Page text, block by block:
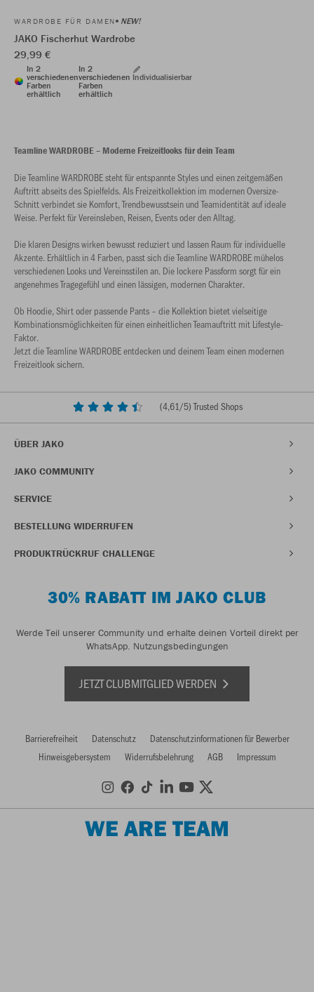
WARDROBE FÜR DAMEN NEW!
JAKO Fischerhut Wardrobe
29,99 €
In 2
verschiedenen
Farben
erhältlich
In 2
verschiedenen
Farben
erhältlich
Individualisierbar
Teamline WARDROBE – Moderne Freizeitlooks für dein Team
Die Teamline WARDROBE steht für entspannte Styles und einen zeitgemäßen
Auftritt abseits des Spielfelds. Als Freizeitkollektion im modernen Oversize-
Schnitt verbindet sie Komfort, Trendbewusstsein und Teamidentität auf ideale
Weise. Perfekt für Vereinsleben, Reisen, Events oder den Alltag.
Die klaren Designs wirken bewusst reduziert und lassen Raum für individuelle
Akzente. Erhältlich in 4 Farben, passt sich die Teamline WARDROBE mühelos
verschiedenen Looks und Vereinsstilen an. Die lockere Passform sorgt für ein
angenehmes Tragegefühl und einen lässigen, modernen Charakter.
Ob Hoodie, Shirt oder passende Pants – die Kollektion bietet vielseitige
Kombinationsmöglichkeiten für einen einheitlichen Teamauftritt mit Lifestyle-
Faktor.
Jetzt die Teamline WARDROBE entdecken und deinem Team einen modernen
Freizeitlook sichern.
(4,61/5) Trusted Shops
ÜBER JAKO
JAKO COMMUNITY
SERVICE
BESTELLUNG WIDERRUFEN
PRODUKTRÜCKRUF CHALLENGE
30% RABATT IM JAKO CLUB
Werde Teil unserer Community und erhalte deinen Vorteil direkt per
WhatsApp. Nutzungsbedingungen
JETZT CLUBMITGLIED WERDEN
Barrierefreiheit Datenschutz
Datenschutzinformationen für Bewerber
Hinweisgebersystem
Widerrufsbelehrung AGB Impressum
WE ARE TEAM